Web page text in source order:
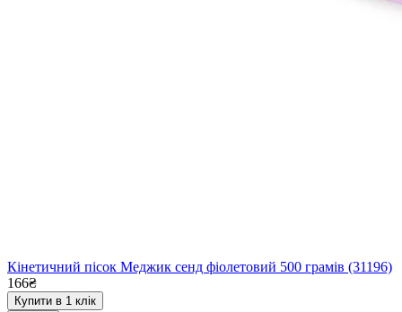
Кінетичний пісок Меджик сенд фіолетовий 500 грамів (31196)
166₴
Купити в 1 клік